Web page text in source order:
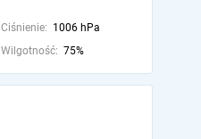
Ciśnienie: 1006 hPa
Wilgotność: 75%